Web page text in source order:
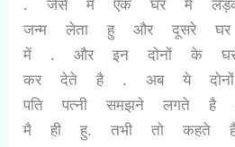
. जैसे मै एक घर में
जन्म लेता हु और दूसरे
में . और इन दोनों के घर
कर देते है . अब ये
पति पत्नी समझने लगते
मै ही हु. तभी तो कहते